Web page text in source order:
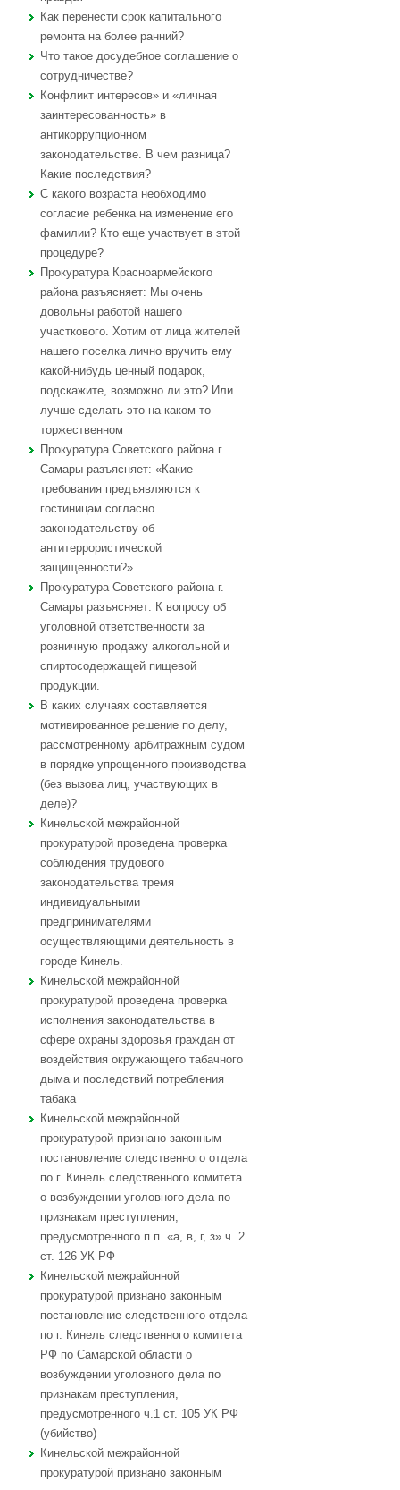
Как перенести срок капитального
ремонта на более ранний?
Что такое досудебное соглашение о
сотрудничестве?
Конфликт интересов» и «личная
заинтересованность» в
антикоррупционном
законодательстве. В чем разница?
Какие последствия?
С какого возраста необходимо
согласие ребенка на изменение его
фамилии? Кто еще участвует в этой
процедуре?
Прокуратура Красноармейского
района разъясняет: Мы очень
довольны работой нашего
участкового. Хотим от лица жителей
нашего поселка лично вручить ему
какой-нибудь ценный подарок,
подскажите, возможно ли это? Или
лучше сделать это на каком-то
торжественном
Прокуратура Советского района г.
Самары разъясняет: «Какие
требования предъявляются к
гостиницам согласно
законодательству об
антитеррористической
защищенности?»
Прокуратура Советского района г.
Самары разъясняет: К вопросу об
уголовной ответственности за
розничную продажу алкогольной и
спиртосодержащей пищевой
продукции.
В каких случаях составляется
мотивированное решение по делу,
рассмотренному арбитражным судом
в порядке упрощенного производства
(без вызова лиц, участвующих в
деле)?
Кинельской межрайонной
прокуратурой проведена проверка
соблюдения трудового
законодательства тремя
индивидуальными
предпринимателями
осуществляющими деятельность в
городе Кинель.
Кинельской межрайонной
прокуратурой проведена проверка
исполнения законодательства в
сфере охраны здоровья граждан от
воздействия окружающего табачного
дыма и последствий потребления
табака
Кинельской межрайонной
прокуратурой признано законным
постановление следственного отдела
по г. Кинель следственного комитета
о возбуждении уголовного дела по
признакам преступления,
предусмотренного п.п. «а, в, г, з» ч. 2
ст. 126 УК РФ
Кинельской межрайонной
прокуратурой признано законным
постановление следственного отдела
по г. Кинель следственного комитета
РФ по Самарской области о
возбуждении уголовного дела по
признакам преступления,
предусмотренного ч.1 ст. 105 УК РФ
(убийство)
Кинельской межрайонной
прокуратурой признано законным